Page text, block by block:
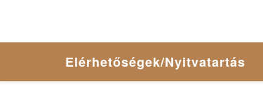
Elérhetőségek/Nyitvatartás